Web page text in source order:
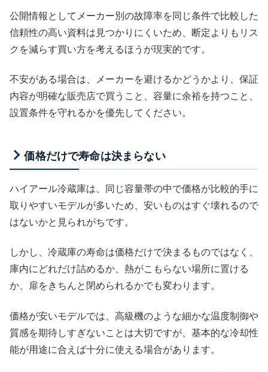
公開情報としてメーカー別の故障率を同じ条件で比較した
信頼性の高い資料は見つかりにくいため、断定よりもリス
クを減らす買い方を考えるほうが現実的です。
不安がある場合は、メーカーを避けるかどうかより、保証
内容が明確な販売店で買うこと、容量に余裕を持つこと、
設置条件を守れるかを優先してください。
価格だけで寿命は決まらない
ハイアール冷蔵庫は、同じ容量帯の中で価格が比較的手に
取りやすいモデルが多いため、安いものはすぐ壊れるので
はないかと見られがちです。
しかし、冷蔵庫の寿命は価格だけで決まるものではなく、
庫内にどれだけ詰めるか、熱がこもらない場所に置ける
か、扉をきちんと閉められるかでも変わります。
価格が安いモデルでは、高級機のような細かな温度制御や
質感を期待しすぎないことは大切ですが、基本的な冷却性
能が用途に合えば十分に使える場合があります。